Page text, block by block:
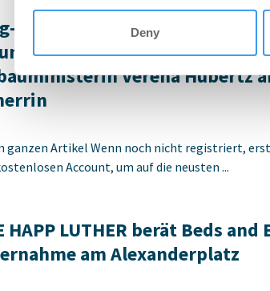
Deny
Warschke-Nachwuchspreis
bis 2. August möglich –
Verena Hubertz
ganzen Artikel Wenn noch nicht registriert,
Account, um auf die neusten ...
HAPP LUTHER berät Beds and
am Alexanderplatz